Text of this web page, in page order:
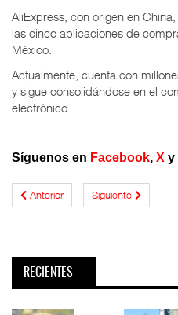
AliExpress, con origen en
las cinco aplicaciones de
México.
Actualmente, cuenta con
y sigue consolidándose en el
electrónico.
Síguenos en Facebook, X y
Anterior Siguiente
RECIENTES